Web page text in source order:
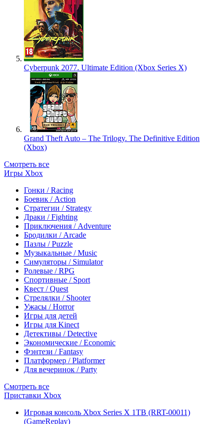
Cyberpunk 2077. Ultimate Edition (Xbox Series X)
Grand Theft Auto – The Trilogy. The Definitive Edition
(Xbox)
Смотреть все
Игры Xbox
Гонки / Racing
Боевик / Action
Стратегии / Strategy
Драки / Fighting
Приключения / Adventure
Бродилки / Arcade
Пазлы / Puzzle
Музыкальные / Music
Симуляторы / Simulator
Ролевые / RPG
Спортивные / Sport
Квест / Quest
Стрелялки / Shooter
Ужасы / Horror
Игры для детей
Игры для Kinect
Детективы / Detective
Экономические / Economic
Фэнтези / Fantasy
Платформер / Platformer
Для вечеринок / Party
Смотреть все
Приставки Xbox
Игровая консоль Xbox Series X 1TB (RRT-00011)
(GameReplay)